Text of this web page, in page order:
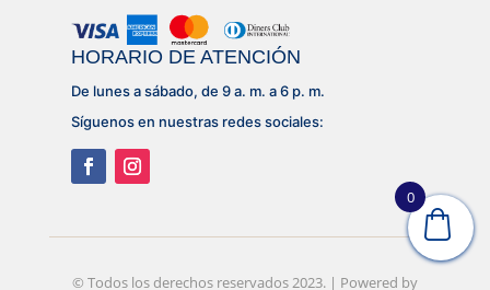
HORARIO DE ATENCIÓN
De lunes a sábado, de 9 a. m. a 6 p. m.
Síguenos en nuestras redes sociales:
© Desarrollado porLujhon – Agencia de Marketing
© Todos los derechos reservados 2023. | Powered by
0